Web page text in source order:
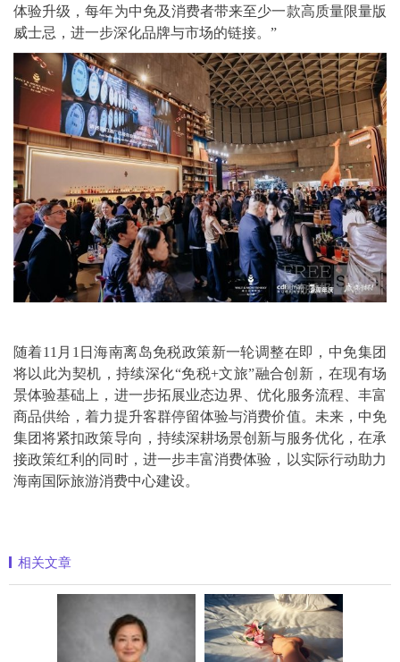
体验升级，每年为中免及消费者带来至少一款高质量限量版
威士忌，进一步深化品牌与市场的链接。”
随着11月1日海南离岛免税政策新一轮调整在即，中免集团
将以此为契机，持续深化“免税+文旅”融合创新，在现有场
景体验基础上，进一步拓展业态边界、优化服务流程、丰富
商品供给，着力提升客群停留体验与消费价值。未来，中免
集团将紧扣政策导向，持续深耕场景创新与服务优化，在承
接政策红利的同时，进一步丰富消费体验，以实际行动助力
海南国际旅游消费中心建设。
相关文章